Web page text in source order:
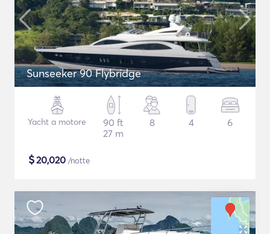
Sunseeker 90 Flybridge
Yacht a motore
90 ft
27 m
8 4 6
$20,020 /notte